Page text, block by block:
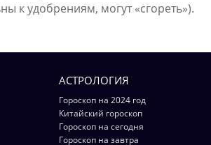
к удобрениям, могут «сгореть»).
АСТРОЛОГИЯ
Гороскоп на 2024 год
Китайский гороскоп
Гороскоп на сегодня
Гороскоп на завтра